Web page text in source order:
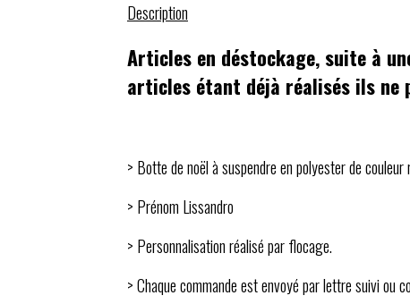
Description
Articles en déstockage, suite à
articles étant déjà réalisés ils ne
> Botte de noël à suspendre en polyester de couleur
> Prénom Lissandro
> Personnalisation réalisé par flocage.
> Chaque commande est envoyé par lettre suivi ou